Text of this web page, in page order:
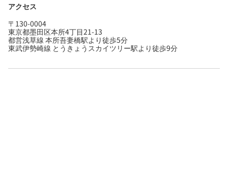
アクセス
〒130-0004
東京都墨田区本所4丁目21-13
都営浅草線 本所吾妻橋駅より徒歩5分
東武伊勢崎線 とうきょうスカイツリー駅より徒歩9分